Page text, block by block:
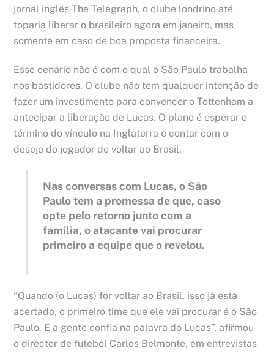
jornal inglês The Telegraph, o clube londrino até
toparia liberar o brasileiro agora em janeiro, mas
somente em caso de boa proposta financeira.
Esse cenário não é com o qual o São Paulo trabalha
nos bastidores. O clube não tem qualquer intenção de
fazer um investimento para convencer o Tottenham a
antecipar a liberação de Lucas. O plano é esperar o
término do vínculo na Inglaterra e contar com o
desejo do jogador de voltar ao Brasil.
Nas conversas com Lucas, o São
Paulo tem a promessa de que, caso
opte pelo retorno junto com a
família, o atacante vai procurar
primeiro a equipe que o revelou.
“Quando (o Lucas) for voltar ao Brasil, isso já está
acertado, o primeiro time que ele vai procurar é o São
Paulo. E a gente confia na palavra do Lucas”, afirmou
o director de futebol Carlos Belmonte, em entrevistas